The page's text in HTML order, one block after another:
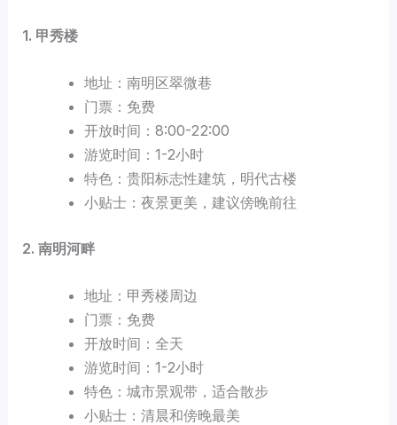
1. 甲秀楼
地址：南明区翠微巷
门票：免费
开放时间：8:00-22:00
游览时间：1-2小时
特色：贵阳标志性建筑，明代古楼
小贴士：夜景更美，建议傍晚前往
2. 南明河畔
地址：甲秀楼周边
门票：免费
开放时间：全天
游览时间：1-2小时
特色：城市景观带，适合散步
小贴士：清晨和傍晚最美